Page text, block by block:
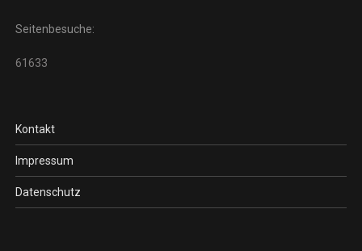
Seitenbesuche:
61633
Kontakt
Impressum
Datenschutz